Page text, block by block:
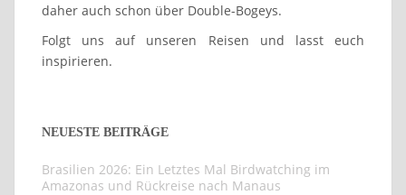
daher auch schon über Double-Bogeys.
Folgt uns auf unseren Reisen und lasst euch
inspirieren.
NEUESTE BEITRÄGE
Brasilien 2026: Ein Letztes Mal Birdwatching im
Amazonas und Rückreise nach Manaus